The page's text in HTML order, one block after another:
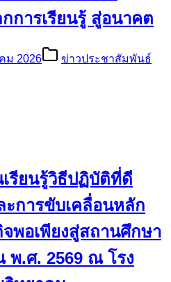
การเรียนรู้ สู่อนาคต
ม 2026
ข่าวประชาสัมพันธ์
รียนรู้วิธีปฏิบัติที่ดี
ะการขับเคลื่อนหลัก
พอเพียงสู่สถานศึกษา
พ.ศ. 2569 ณ โรง